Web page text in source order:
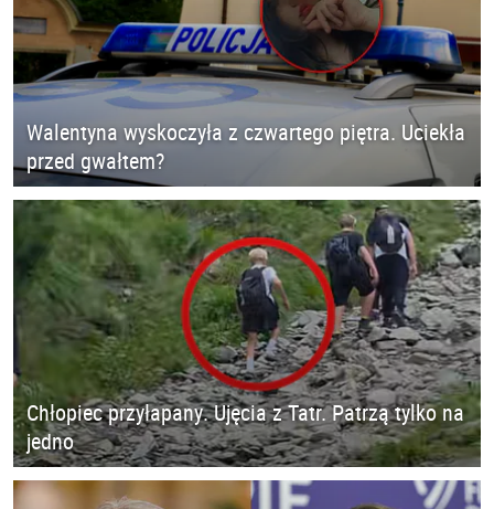
Walentyna wyskoczyła z czwartego piętra. Uciekła
przed gwałtem?
Chłopiec przyłapany. Ujęcia z Tatr. Patrzą tylko na
jedno